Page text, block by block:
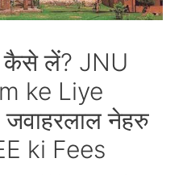
कैसे लें? JNU
ke Liye
नेहरु
ki Fees